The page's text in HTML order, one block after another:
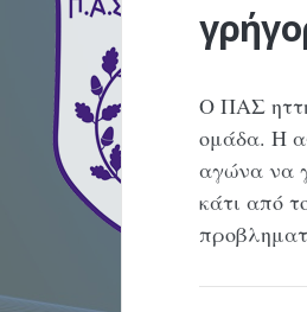
Ο ΠΑΣ
ομάδα. Η
αγώνα να
κάτι από